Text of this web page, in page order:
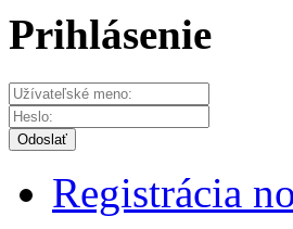
Prihlásenie
Odoslať
Registrácia